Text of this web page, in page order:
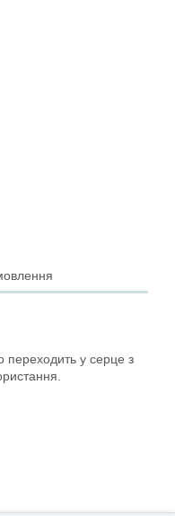
переходить у серце з